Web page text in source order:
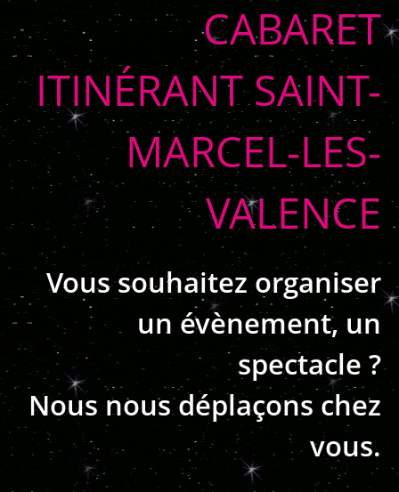
CABARET
ITINÉRANT SAINT-
MARCEL-LES-
VALENCE
Vous souhaitez organiser
un évènement, un
spectacle ?
Nous nous déplaçons chez
vous.